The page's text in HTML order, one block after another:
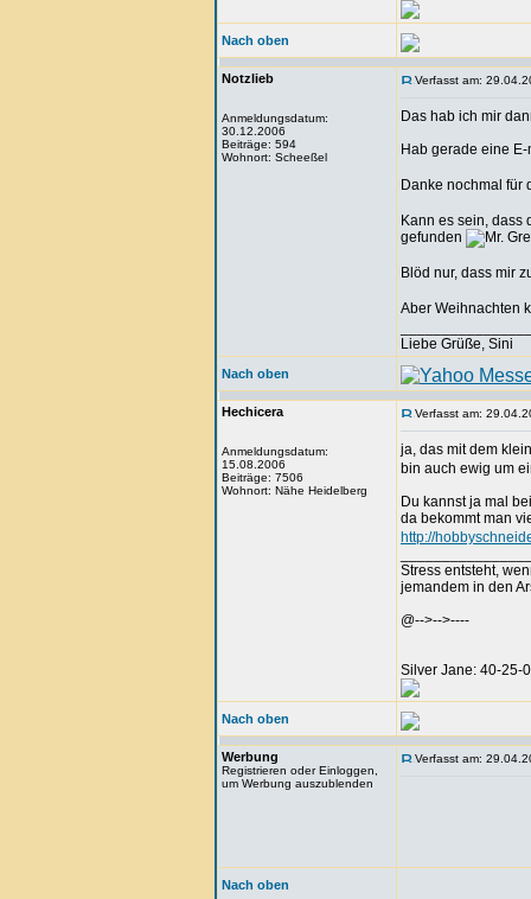
Nach oben
Notzlieb
Anmeldungsdatum:
30.12.2006
Beiträge: 594
Wohnort: Scheeßel
Verfasst am:
Das hab ich mir
Hab gerade eine
Danke nochmal für
Kann es sein, dass
gefunden
Blöd nur, dass mir
Aber Weihnachten
Liebe Grüße, Sini
Nach oben
Hechicera
Anmeldungsdatum:
15.08.2006
Beiträge: 7506
Wohnort: Nähe Heidelberg
Verfasst am:
ja, das mit dem
bin auch ewig um
Du kannst ja mal
da bekommt man
http://
Stress entsteht,
jemandem in den
@-->-->----
Silver Jane: 40-25-
Nach oben
Werbung
Registrieren oder Einloggen,
um Werbung auszublenden
Verfasst am:
Nach oben